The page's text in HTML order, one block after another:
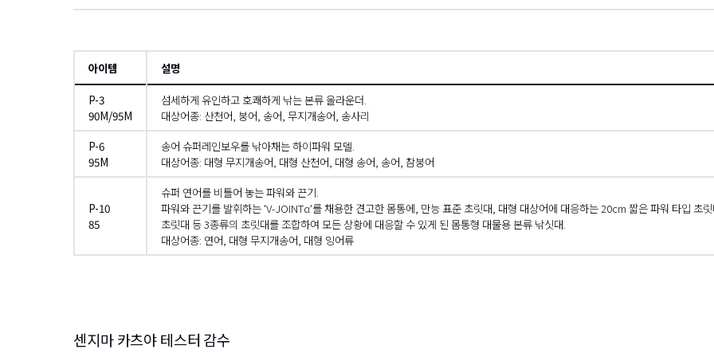
아이템
설명
P-3
90M/95M
섬세하게 유인하고 호쾌하게 낚는 본류 올라운더.
대상어종: 산천어, 붕어, 송어, 무지개송어, 송사리
P-6
95M
송어 슈퍼레인보우를 낚아채는 하이파워 모델.
대상어종: 대형 무지개송어, 대형 산천어, 대형 송어, 송어, 참붕어
P-10
85
슈퍼 연어를 비틀어 놓는 파워와 끈기.
파워와 끈기를 발휘하는 'V-JOINTα'를 채용한 견고한 몸통에, 만능 표준 초릿대, 대형 대상어에 대응하는 20cm 짧은 파워 타입 초
초릿대 등 3종류의 초릿대를 조합하여 모든 상황에 대응할 수 있게 된 몸통형 대물용 본류 낚싯대.
대상어종: 연어, 대형 무지개송어, 대형 잉어류
센지마 카츠야 테스터 감수